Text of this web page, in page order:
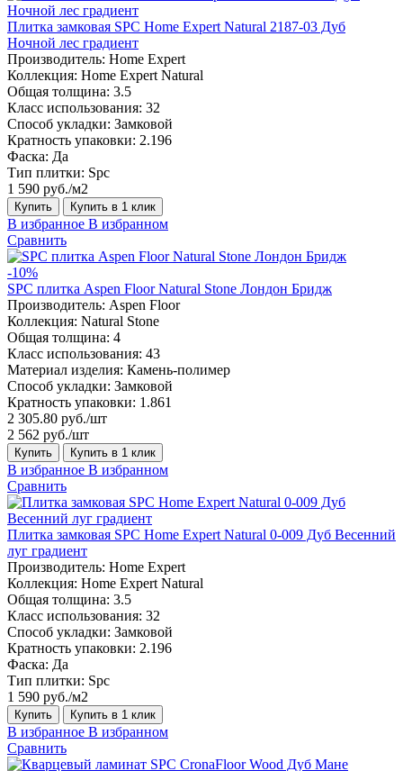
Плитка замковая SPC Home Expert Natural 2187-03 Дуб
Ночной лес градиент
Производитель: Home Expert
Коллекция: Home Expert Natural
Общая толщина: 3.5
Класс использования: 32
Способ укладки: Замковой
Кратность упаковки: 2.196
Фаска: Да
Тип плитки: Spc
1 590 руб./м2
Купить Купить в 1 клик
В избранное В избранном
Сравнить
-10%
SPC плитка Aspen Floor Natural Stone Лондон Бридж
Производитель: Aspen Floor
Коллекция: Natural Stone
Общая толщина: 4
Класс использования: 43
Материал изделия: Камень-полимер
Способ укладки: Замковой
Кратность упаковки: 1.861
2 305.80 руб./шт
2 562 руб./шт
Купить Купить в 1 клик
В избранное В избранном
Сравнить
Плитка замковая SPC Home Expert Natural 0-009 Дуб Весенний
луг градиент
Производитель: Home Expert
Коллекция: Home Expert Natural
Общая толщина: 3.5
Класс использования: 32
Способ укладки: Замковой
Кратность упаковки: 2.196
Фаска: Да
Тип плитки: Spc
1 590 руб./м2
Купить Купить в 1 клик
В избранное В избранном
Сравнить